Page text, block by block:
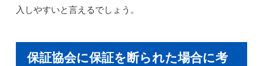
入しやすいと言えるでしょう。
保証協会に保証を断られた場合に考